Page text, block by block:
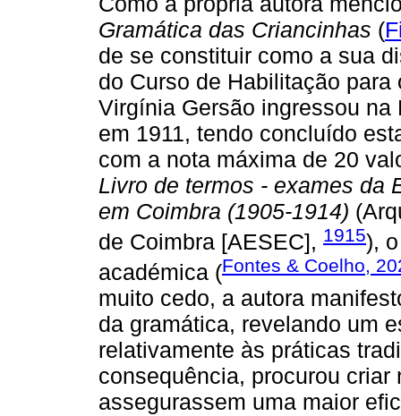
Gramática das Criancinhas (
de se constituir como a sua
do Curso de Habilitação
Virgínia Gersão ingressou
em 1911, tendo concluído
com a nota máxima de 20
Livro de termos - exames da
em Coimbra (1905-1914)
de Coimbra [AESEC], 1915),
académica (Fontes & Coelho,
muito cedo, a autora
da gramática, revelando um
relativamente às práticas
consequência, procurou
assegurassem uma maior